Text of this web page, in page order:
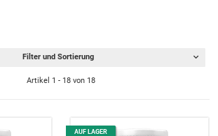
Filter und Sortierung
Artikel 1 - 18 von 18
AUF LAGER